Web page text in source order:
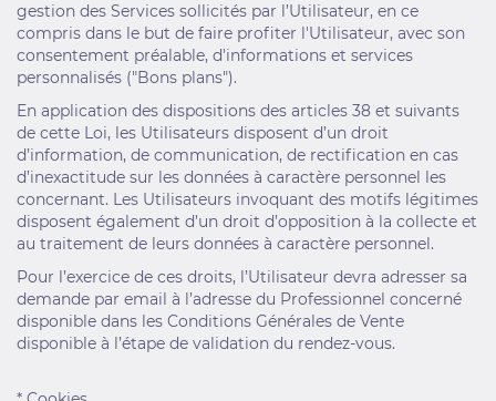
gestion des Services sollicités par l’Utilisateur, en ce
compris dans le but de faire profiter l'Utilisateur, avec son
consentement préalable, d'informations et services
personnalisés ("Bons plans").
En application des dispositions des articles 38 et suivants
de cette Loi, les Utilisateurs disposent d’un droit
d’information, de communication, de rectification en cas
d’inexactitude sur les données à caractère personnel les
concernant. Les Utilisateurs invoquant des motifs légitimes
disposent également d’un droit d’opposition à la collecte et
au traitement de leurs données à caractère personnel.
Pour l’exercice de ces droits, l’Utilisateur devra adresser sa
demande par email à l’adresse du Professionnel concerné
disponible dans les Conditions Générales de Vente
disponible à l’étape de validation du rendez-vous.